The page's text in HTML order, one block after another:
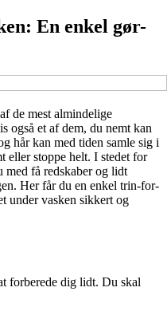
En enkel gør-
de mest almindelige
også et af dem, du nemt kan
hår kan med tiden samle sig i
eller stoppe helt. I stedet for
med få redskaber og lidt
Her får du en enkel trin-for-
under vasken sikkert og
forberede dig lidt. Du skal